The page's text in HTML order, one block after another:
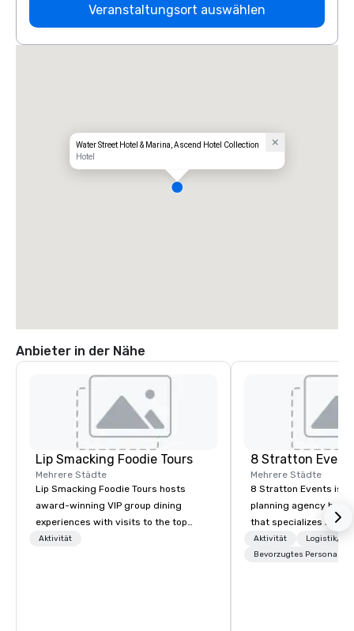
Veranstaltungsort auswählen
Water Street Hotel & Marina, Ascend Hotel Collection
Hotel
Anbieter in der Nähe
Lip Smacking Foodie Tours
Mehrere Städte
Lip Smacking Foodie Tours hosts
award-winning VIP group dining
experiences with visits to the top
restaurants throughout the United
Aktivität
8 Stratton
Mehrere Städte
8 Stratton Events is a
planning agency
that specializes in
design and
gatherings to large-
Aktivität
Logistik/
Bevorzugtes Personal